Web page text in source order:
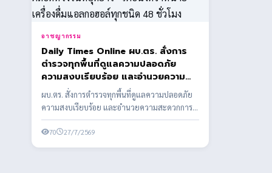
อาชญากรรม
Daily Times Online ผบ.ตร. สั่งการ
ตำรวจทุกพื้นที่ดูแลความปลอดภัย
ความสงบเรียบร้อย และอำนวยความ
สะดวกการจราจร ตลอดห้วงวันหยุด
ยาว - เตือนงดจำหน่ายเครื่องดื่ม
แอลกอฮอล์ทุกชนิด 48 ชั่วโมง
ผบ.ตร. สั่งการตำรวจทุกพื้นที่ดูแลความปลอดภัย
ความสงบเรียบร้อย และอำนวยความสะดวกการ
จราจร ตลอดห้วงวันห...
70 27/7/2569